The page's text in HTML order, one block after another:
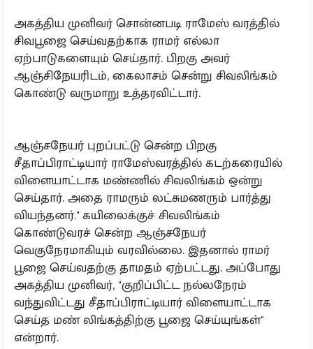
அகத்திய முனிவர் சொன்னபடி ராமேஸ் வரத்தில்
சிவபூஜை செய்வதற்காக ராமர் எல்லா
ஏற்பாடுகளையும் செய்தார். பிறகு அவர்
ஆஞ்சிநேயரிடம், கைலாசம் சென்று சிவலிங்கம்
கொண்டு வருமாறு உத்தரவிட்டார்.
ஆஞ்சநேயர் புறப்பட்டு சென்ற பிறகு
சீதாப்பிராட்டியார் ராமேஸ்வரத்தில் கடற்கரையில்
விளையாட்டாக மண்ணில் சிவலிங்கம் ஒன்று
செய்தார். அதை ராமரும் லட்சுமணரும் பார்த்து
வியந்தனர்.'' கயிலைக்குச் சிவலிங்கம்
கொண்டுவரச் சென்ற ஆஞ்சநேயர்
வெகுநேரமாகியும் வரவில்லை. இதனால் ராமர்
பூஜை செய்வதற்கு தாமதம் ஏற்பட்டது. அப்போது
அகத்திய முனிவர், "குறிப்பிட்ட நல்லநேரம்
வந்துவிட்டது சீதாப்பிராட்டியார் விளையாட்டாக
செய்த மண் லிங்கத்திற்கு பூஜை செய்யுங்கள்''
என்றார்.